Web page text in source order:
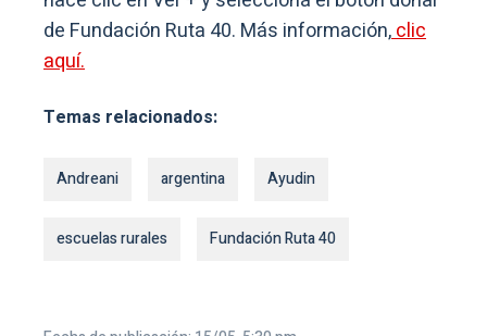
de Fundación Ruta 40. Más información,clic
aquí.
Temas relacionados:
Andreani argentina Ayudin
escuelas rurales Fundación Ruta 40